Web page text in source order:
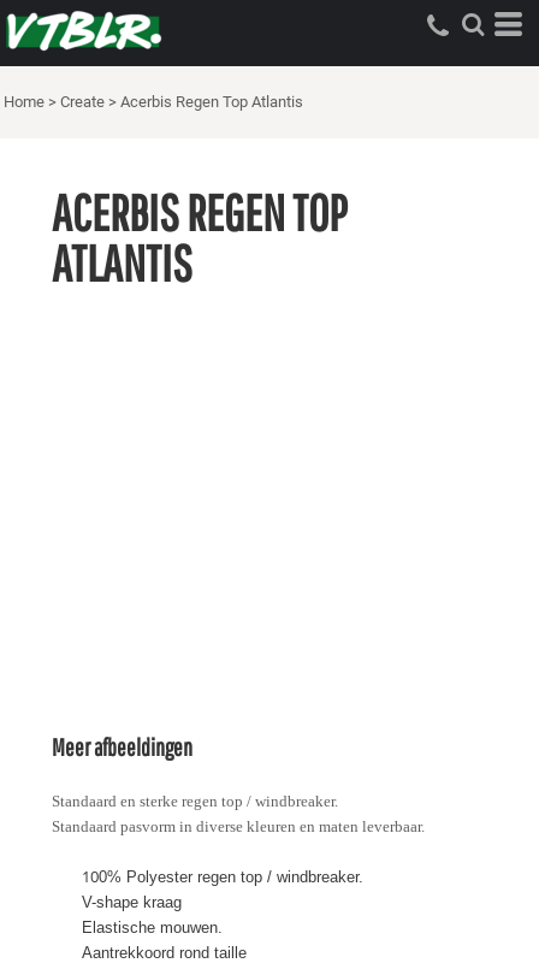
Home > Create > Acerbis Regen Top Atlantis
ACERBIS REGEN TOP
ATLANTIS
Meer afbeeldingen
Standaard en sterke regen top / windbreaker.
Standaard pasvorm in diverse kleuren en maten leverbaar.
100% Polyester regen top / windbreaker.
V-shape kraag
Elastische mouwen.
Aantrekkoord rond taille